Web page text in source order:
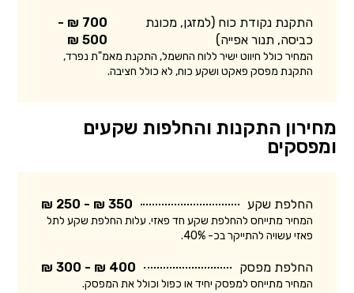
התקנת נקודת כוח (למזגן, מכונת
כביסה, תנור אפייה)
700 ₪ -
500 ₪
המחיר כולל חיווט ישיר ללוח החשמל, התקנת מאמ"ת נפרד,
התקנת מפסק פאקט ושקע כוח, לא כולל חציבה.
מחירון התקנות והחלפות שקעים
ומפסקים
החלפת שקע 350 ₪ - 250 ₪
המחיר מתייחס להחלפת שקע חד פאזי. עלות החלפת שקע לתל
פאזי עשויה להתייקר בכ- 40%.
החלפת מפסק 400 ₪ - 300 ₪
המחיר מתייחס למפסק יחיד או כפול וכולל את המפסק.